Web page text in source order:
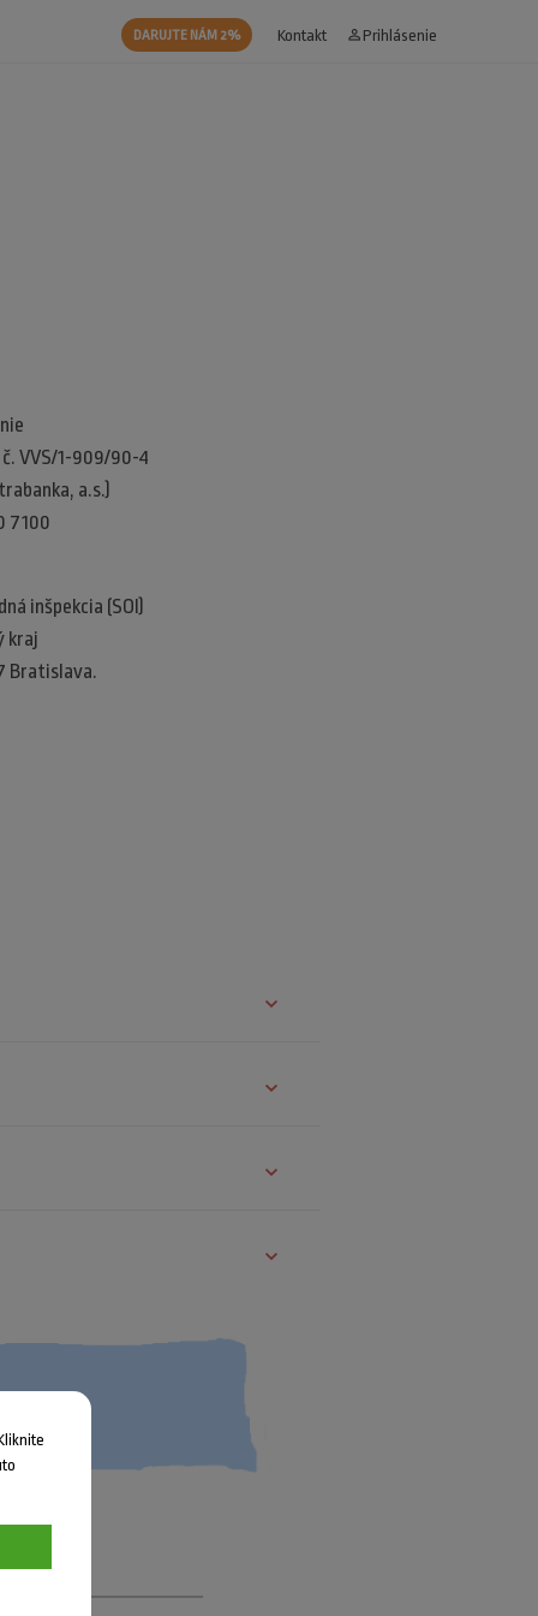
DARUJTE NÁM 2% Kontakt person_outline Prihlásenie
č. VVS/1-909/90-4
a.s.)
7100
inšpekcia (SOI)​
kraj​
Bratislava.